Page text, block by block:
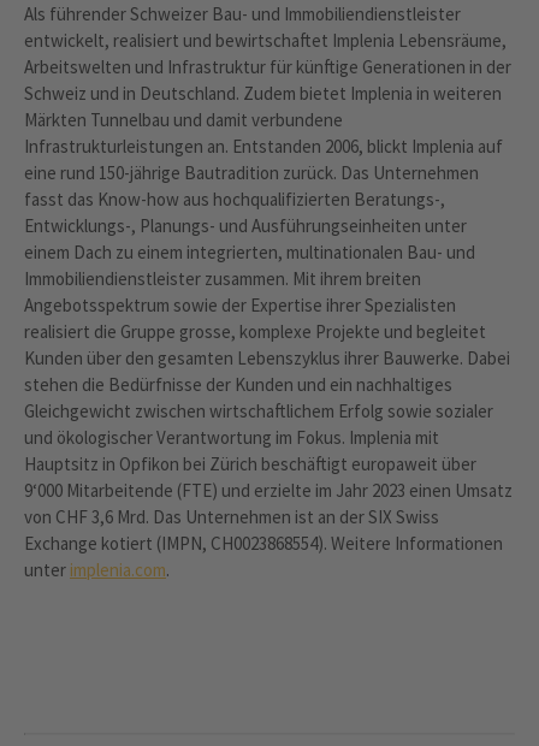
Als führender Schweizer Bau- und Immobiliendienstleister
entwickelt, realisiert und bewirtschaftet Implenia Lebensräume,
Arbeitswelten und Infrastruktur für künftige Generationen in der
Schweiz und in Deutschland. Zudem bietet Implenia in weiteren
Märkten Tunnelbau und damit verbundene
Infrastrukturleistungen an. Entstanden 2006, blickt Implenia auf
eine rund 150-jährige Bautradition zurück. Das Unternehmen
fasst das Know-how aus hochqualifizierten Beratungs-,
Entwicklungs-, Planungs- und Ausführungseinheiten unter
einem Dach zu einem integrierten, multinationalen Bau- und
Immobiliendienstleister zusammen. Mit ihrem breiten
Angebotsspektrum sowie der Expertise ihrer Spezialisten
realisiert die Gruppe grosse, komplexe Projekte und begleitet
Kunden über den gesamten Lebenszyklus ihrer Bauwerke. Dabei
stehen die Bedürfnisse der Kunden und ein nachhaltiges
Gleichgewicht zwischen wirtschaftlichem Erfolg sowie sozialer
und ökologischer Verantwortung im Fokus. Implenia mit
Hauptsitz in Opfikon bei Zürich beschäftigt europaweit über
9‘000 Mitarbeitende (FTE) und erzielte im Jahr 2023 einen Umsatz
von CHF 3,6 Mrd. Das Unternehmen ist an der SIX Swiss
Exchange kotiert (IMPN, CH0023868554). Weitere Informationen
unter implenia.com.